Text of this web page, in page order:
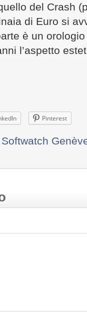
del Crash
di Euro si
è un
l’aspetto
Pinterest
Softwatch